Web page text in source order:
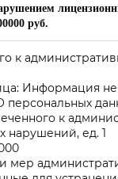
руб.
к
Информация
персональных
к
нарушений, ед. 1